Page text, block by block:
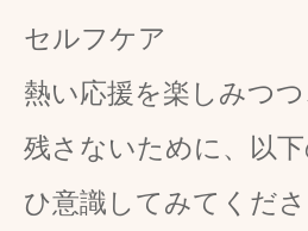
セルフケア
熱い応援を楽しみつ
残さないために、以
ひ意識してみてくださ